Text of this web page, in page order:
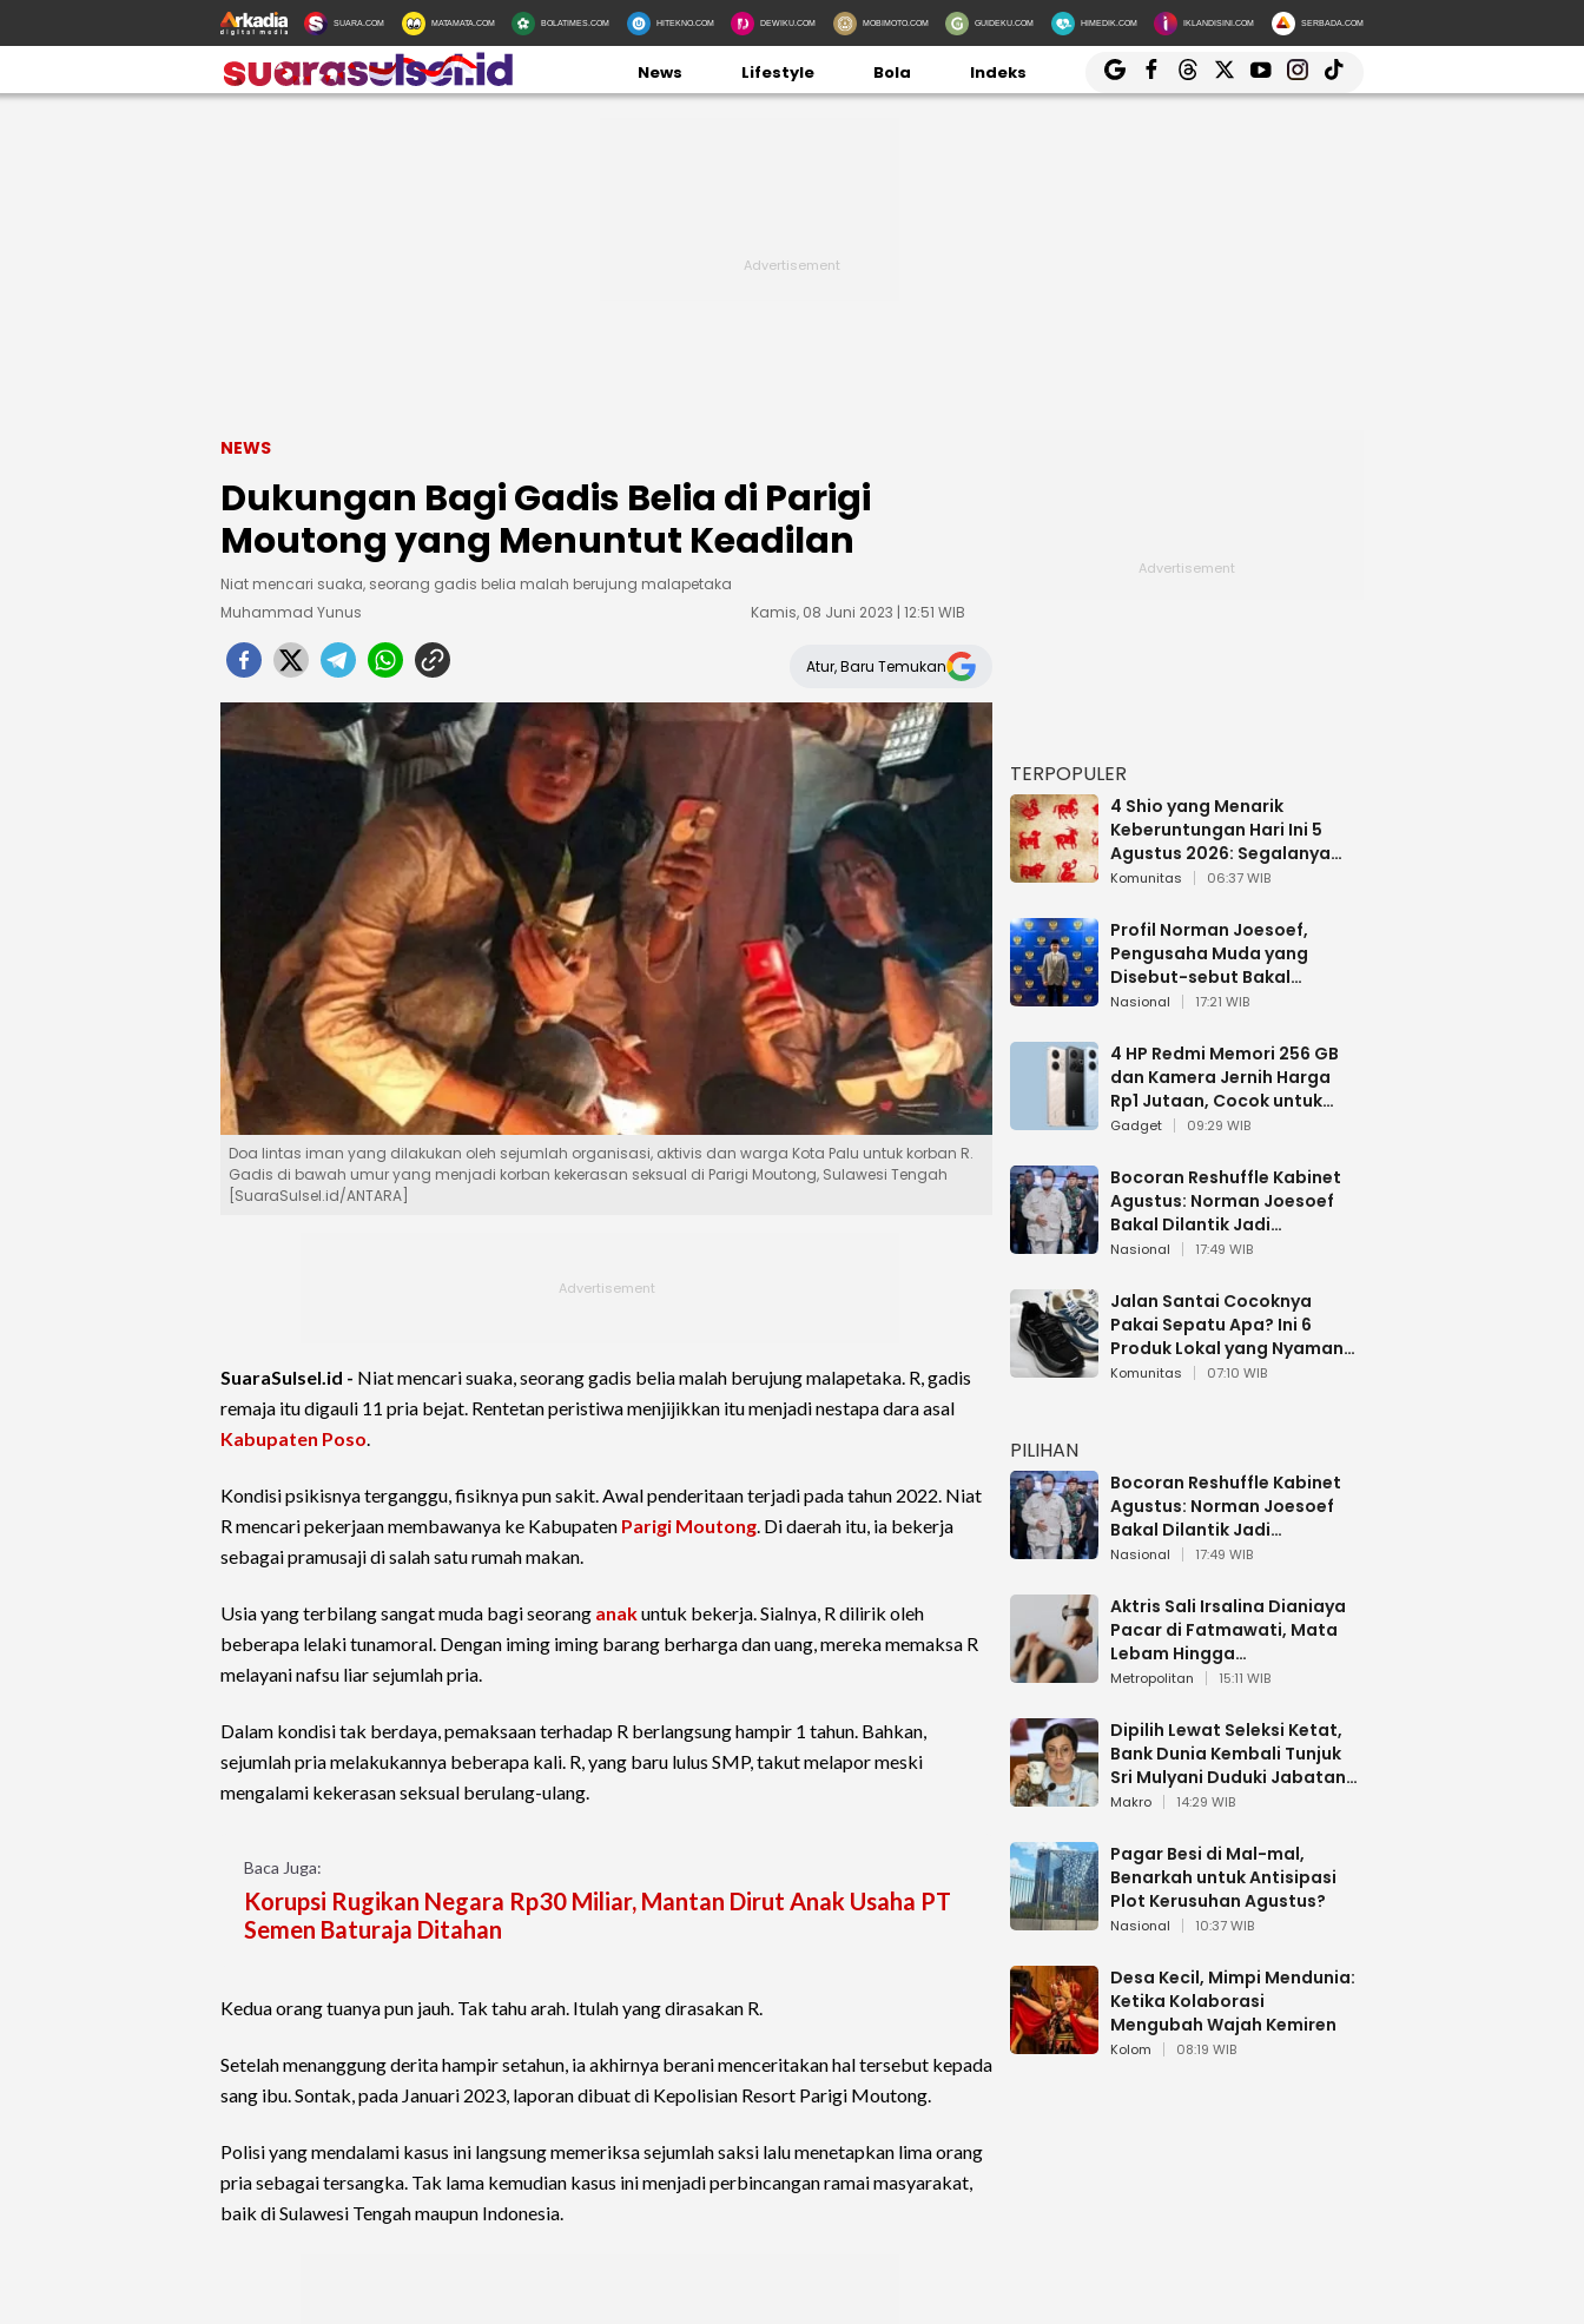
SUARA.COM MATAMATA.COM BOLATIMES.COM HITEKNO.COM DEWIKU.COM MOBIMOTO.COM GUIDEKU.COM HIMEDIK.COM IKLANDISINI.COM SERBADA.COM
News Lifestyle Bola Indeks
NEWS
Dukungan Bagi Gadis Belia di Parigi
Moutong yang Menuntut Keadilan
Niat mencari suaka, seorang gadis belia malah berujung malapetaka
Muhammad Yunus
Kamis, 08 Juni 2023 | 12:51 WIB
Atur, Baru Temukan
Doa lintas iman yang dilakukan oleh sejumlah organisasi, aktivis dan warga Kota Palu untuk korban R.
Gadis di bawah umur yang menjadi korban kekerasan seksual di Parigi Moutong, Sulawesi Tengah
[SuaraSulsel.id/ANTARA]
SuaraSulsel.id - Niat mencari suaka, seorang gadis belia malah berujung malapetaka. R, gadis
remaja itu digauli 11 pria bejat. Rentetan peristiwa menjijikkan itu menjadi nestapa dara asal
Kabupaten Poso.
Kondisi psikisnya terganggu, fisiknya pun sakit. Awal penderitaan terjadi pada tahun 2022. Niat
R mencari pekerjaan membawanya ke Kabupaten Parigi Moutong. Di daerah itu, ia bekerja
sebagai pramusaji di salah satu rumah makan.
Usia yang terbilang sangat muda bagi seorang anakuntuk bekerja. Sialnya, R dilirik oleh
beberapa lelaki tunamoral. Dengan iming iming barang berharga dan uang, mereka memaksa R
melayani nafsu liar sejumlah pria.
Dalam kondisi tak berdaya, pemaksaan terhadap R berlangsung hampir 1 tahun. Bahkan,
sejumlah pria melakukannya beberapa kali. R, yang baru lulus SMP, takut melapor meski
mengalami kekerasan seksual berulang-ulang.
Baca Juga:
Korupsi Rugikan Negara Rp30 Miliar, Mantan Dirut Anak Usaha PT
Semen Baturaja Ditahan
Kedua orang tuanya pun jauh. Tak tahu arah. Itulah yang dirasakan R.
Setelah menanggung derita hampir setahun, ia akhirnya berani menceritakan hal tersebut kepada
sang ibu. Sontak, pada Januari 2023, laporan dibuat di Kepolisian Resort Parigi Moutong.
Polisi yang mendalami kasus ini langsung memeriksa sejumlah saksi lalu menetapkan lima orang
pria sebagai tersangka. Tak lama kemudian kasus ini menjadi perbincangan ramai masyarakat,
baik di Sulawesi Tengah maupun Indonesia.
TERPOPULER
4 Shio yang Menarik
Keberuntungan Hari Ini 5
Agustus 2026: Segalanya
Berjalan Lancar
Komunitas 06:37 WIB
Profil Norman Joesoef,
Pengusaha Muda yang
Disebut-sebut Bakal
Dilantik Jadi Wamenhan RI
Nasional 17:21 WIB
4 HP Redmi Memori 256 GB
dan Kamera Jernih Harga
Rp1 Jutaan, Cocok untuk
Multitasking
Gadget 09:29 WIB
Bocoran Reshuffle Kabinet
Agustus: Norman Joesoef
Bakal Dilantik Jadi
Wamenhan RI
Nasional 17:49 WIB
Jalan Santai Cocoknya
Pakai Sepatu Apa? Ini 6
Produk Lokal yang Nyaman
Buat 17 Agustusan
Komunitas 07:10 WIB
PILIHAN
Bocoran Reshuffle Kabinet
Agustus: Norman Joesoef
Bakal Dilantik Jadi
Wamenhan RI
Nasional 17:49 WIB
Aktris Sali Irsalina Dianiaya
Pacar di Fatmawati, Mata
Lebam Hingga
Diselamatkan Polantas
Metropolitan 15:11 WIB
Dipilih Lewat Seleksi Ketat,
Bank Dunia Kembali Tunjuk
Sri Mulyani Duduki Jabatan
Strategis
Makro 14:29 WIB
Pagar Besi di Mal-mal,
Benarkah untuk Antisipasi
Plot Kerusuhan Agustus?
Nasional 10:37 WIB
Desa Kecil, Mimpi Mendunia:
Ketika Kolaborasi
Mengubah Wajah Kemiren
Kolom 08:19 WIB